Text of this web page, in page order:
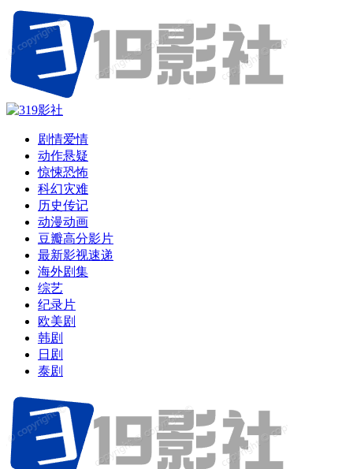
剧情爱情
动作悬疑
惊悚恐怖
科幻灾难
历史传记
动漫动画
豆瓣高分影片
最新影视速递
海外剧集
综艺
纪录片
欧美剧
韩剧
日剧
泰剧